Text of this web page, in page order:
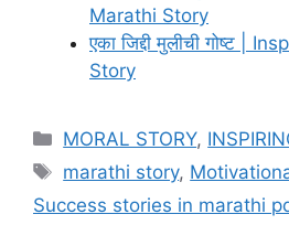
Marathi Story
एका जिद्दी मुलीची गोष्ट |
Story
Categories
MORAL STORY,
Tags
marathi story,
Success stories in marathi